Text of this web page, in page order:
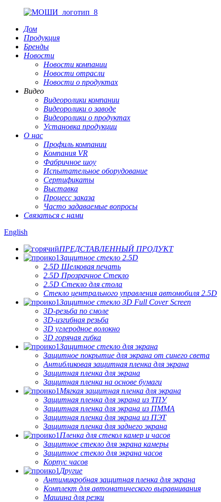
Дом
Продукция
Бренды
Новости
Новости компании
Новости отрасли
Новости о продуктах
Видео
Видеоролики компании
Видеоролики о заводе
Видеоролики о продуктах
Установка продукции
О нас
Профиль компании
Компания VR
Фабричное шоу
Испытательное оборудование
Сертификаты
Выставка
Процесс заказа
Часто задаваемые вопросы
Связаться с нами
English
ПРЕДСТАВЛЕННЫЙ ПРОДУКТ
Защитное стекло 2.5D
2.5D Шелковая печать
2.5D Прозрачное Стекло
2.5D Стекло для стола
Стекло центрального управления автомобиля 2.5D
Защитное стекло 3D Full Cover Screen
3D-резьба по смоле
3D-изгибная резьба
3D углеродное волокно
3D горячая гибка
Защитное стекло для экрана
Защитное покрытие для экрана от синего света
Антибликовая защитная пленка для экрана
Защитная пленка для экрана
Защитная пленка на основе бумаги
Мягкая защитная пленка для экрана
Защитная пленка для экрана из ТПУ
Защитная пленка для экрана из ПММА
Защитная пленка для экрана из ПЭТ
Защитная пленка для заднего экрана
Пленка для стекол камер и часов
Защитное стекло для экрана камеры
Защитное стекло для экрана часов
Корпус часов
Другие
Антимикробная защитная пленка для экрана
Комплект для автоматического выравнивания
Машина для резки